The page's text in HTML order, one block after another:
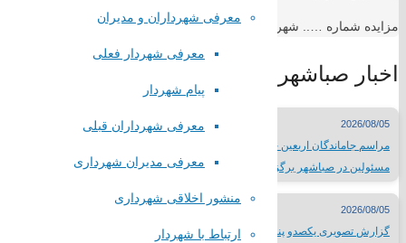
معرفی شهرداران و مدیران
معرفی شهردار فعلی
پیام شهردار
معرفی شهرداران قبلی
معرفی مدیران شهرداری
منشور اخلاقی شهرداری
ارتباط با شهردار
مزایده شماره ….. شهرداری…………….
اخبار صباشهر
2026/08/05
مراسم جاماندگان اربعین حسینی با حضور پرشور مردم و
مسئولین در صباشهر برگزار شد
2026/08/05
گزارش تصویری یکصدو پنجاه هفتمین شب از تجمعات شب‌های
لیست سایتهای مذهبی
سایتهای فرهنگی کشور
مطبوعات کشور
شبکه های صدا و سیما
لینک های محلی